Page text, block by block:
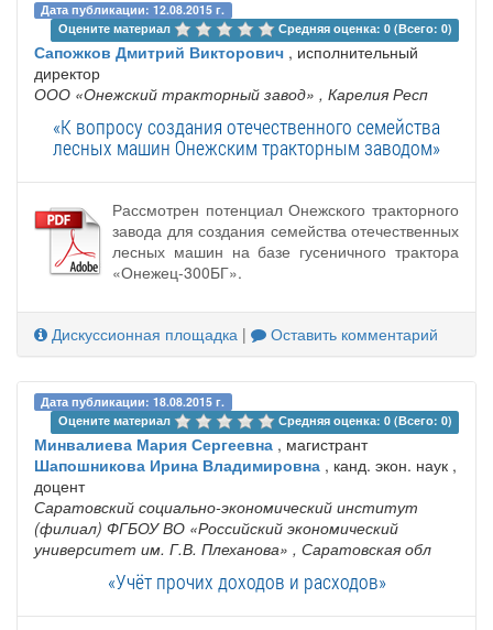
Дата публикации: 12.08.2015 г.
Оцените материал
Средняя оценка: 0 (Всего: 0)
Сапожков Дмитрий Викторович , исполнительный
директор
ООО «Онежский тракторный завод» , Карелия Респ
«К вопросу создания отечественного семейства
лесных машин Онежским тракторным заводом»
Рассмотрен потенциал Онежского тракторного
завода для создания семейства отечественных
лесных машин на базе гусеничного трактора
«Онежец-300БГ».
Дискуссионная площадка | Оставить комментарий
Дата публикации: 18.08.2015 г.
Оцените материал
Средняя оценка: 0 (Всего: 0)
Минвалиева Мария Сергеевна , магистрант
Шапошникова Ирина Владимировна , канд. экон. наук ,
доцент
Саратовский социально-экономический институт
(филиал) ФГБОУ ВО «Российский экономический
университет им. Г.В. Плеханова» , Саратовская обл
«Учёт прочих доходов и расходов»